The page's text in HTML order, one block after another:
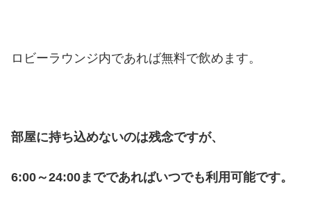
ロビーラウンジ内であれば無料で飲めます。
部屋に持ち込めないのは残念ですが、
6:00～24:00までであればいつでも利用可能です。